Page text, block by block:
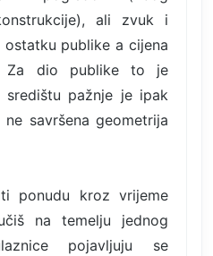
ali zvuk i
publike a cijena
Za dio publike to je
pažnje je ipak
savršena geometrija
ponudu kroz vrijeme
na temelju jednog
pojavljuju se